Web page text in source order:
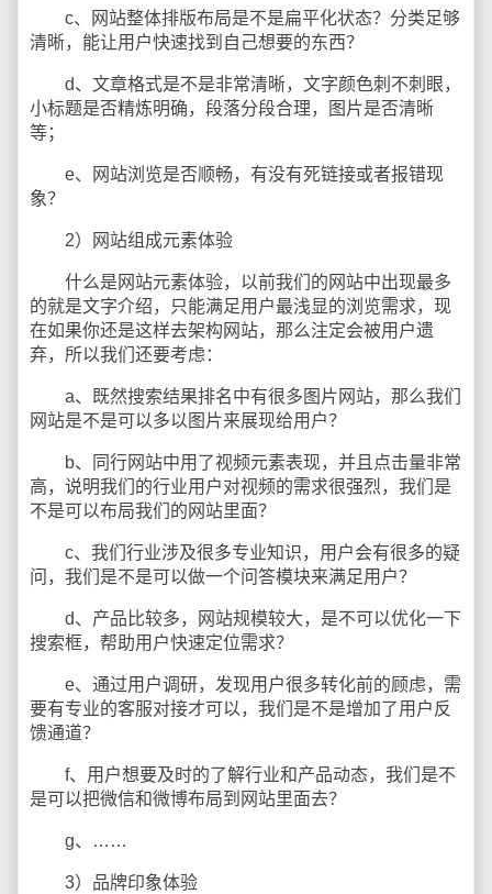
c、网站整体排版布局是不是扁平化状态？分类足够
清晰，能让用户快速找到自己想要的东西？
d、文章格式是不是非常清晰，文字颜色刺不刺眼，
小标题是否精炼明确，段落分段合理，图片是否清晰
等；
e、网站浏览是否顺畅，有没有死链接或者报错现
象？
2）网站组成元素体验
什么是网站元素体验，以前我们的网站中出现最多
的就是文字介绍，只能满足用户最浅显的浏览需求，现
在如果你还是这样去架构网站，那么注定会被用户遗
弃，所以我们还要考虑：
a、既然搜索结果排名中有很多图片网站，那么我们
网站是不是可以多以图片来展现给用户？
b、同行网站中用了视频元素表现，并且点击量非常
高，说明我们的行业用户对视频的需求很强烈，我们是
不是可以布局我们的网站里面？
c、我们行业涉及很多专业知识，用户会有很多的疑
问，我们是不是可以做一个问答模块来满足用户？
d、产品比较多，网站规模较大，是不可以优化一下
搜索框，帮助用户快速定位需求？
e、通过用户调研，发现用户很多转化前的顾虑，需
要有专业的客服对接才可以，我们是不是增加了用户反
馈通道？
f、用户想要及时的了解行业和产品动态，我们是不
是可以把微信和微博布局到网站里面去？
g、……
3）品牌印象体验